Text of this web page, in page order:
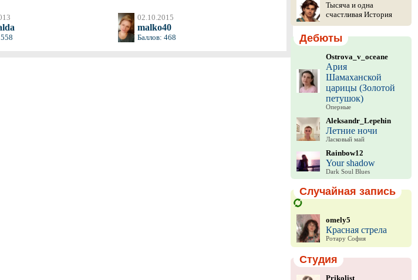
02.10.2015
malko40
Баллов: 468
Тысяча и одна
счастливая История
Дебюты
Ostrova_v_oceane
Ария
Шамаханской
царицы (Золотой
петушок)
Оперные
Aleksandr_Lepehin
Летние ночи
Ласковый май
Rainbow12
Your shadow
Dark Soul Blues
Случайная запись
omely5
Красная стрела
Ротару София
Студия
Prikolist